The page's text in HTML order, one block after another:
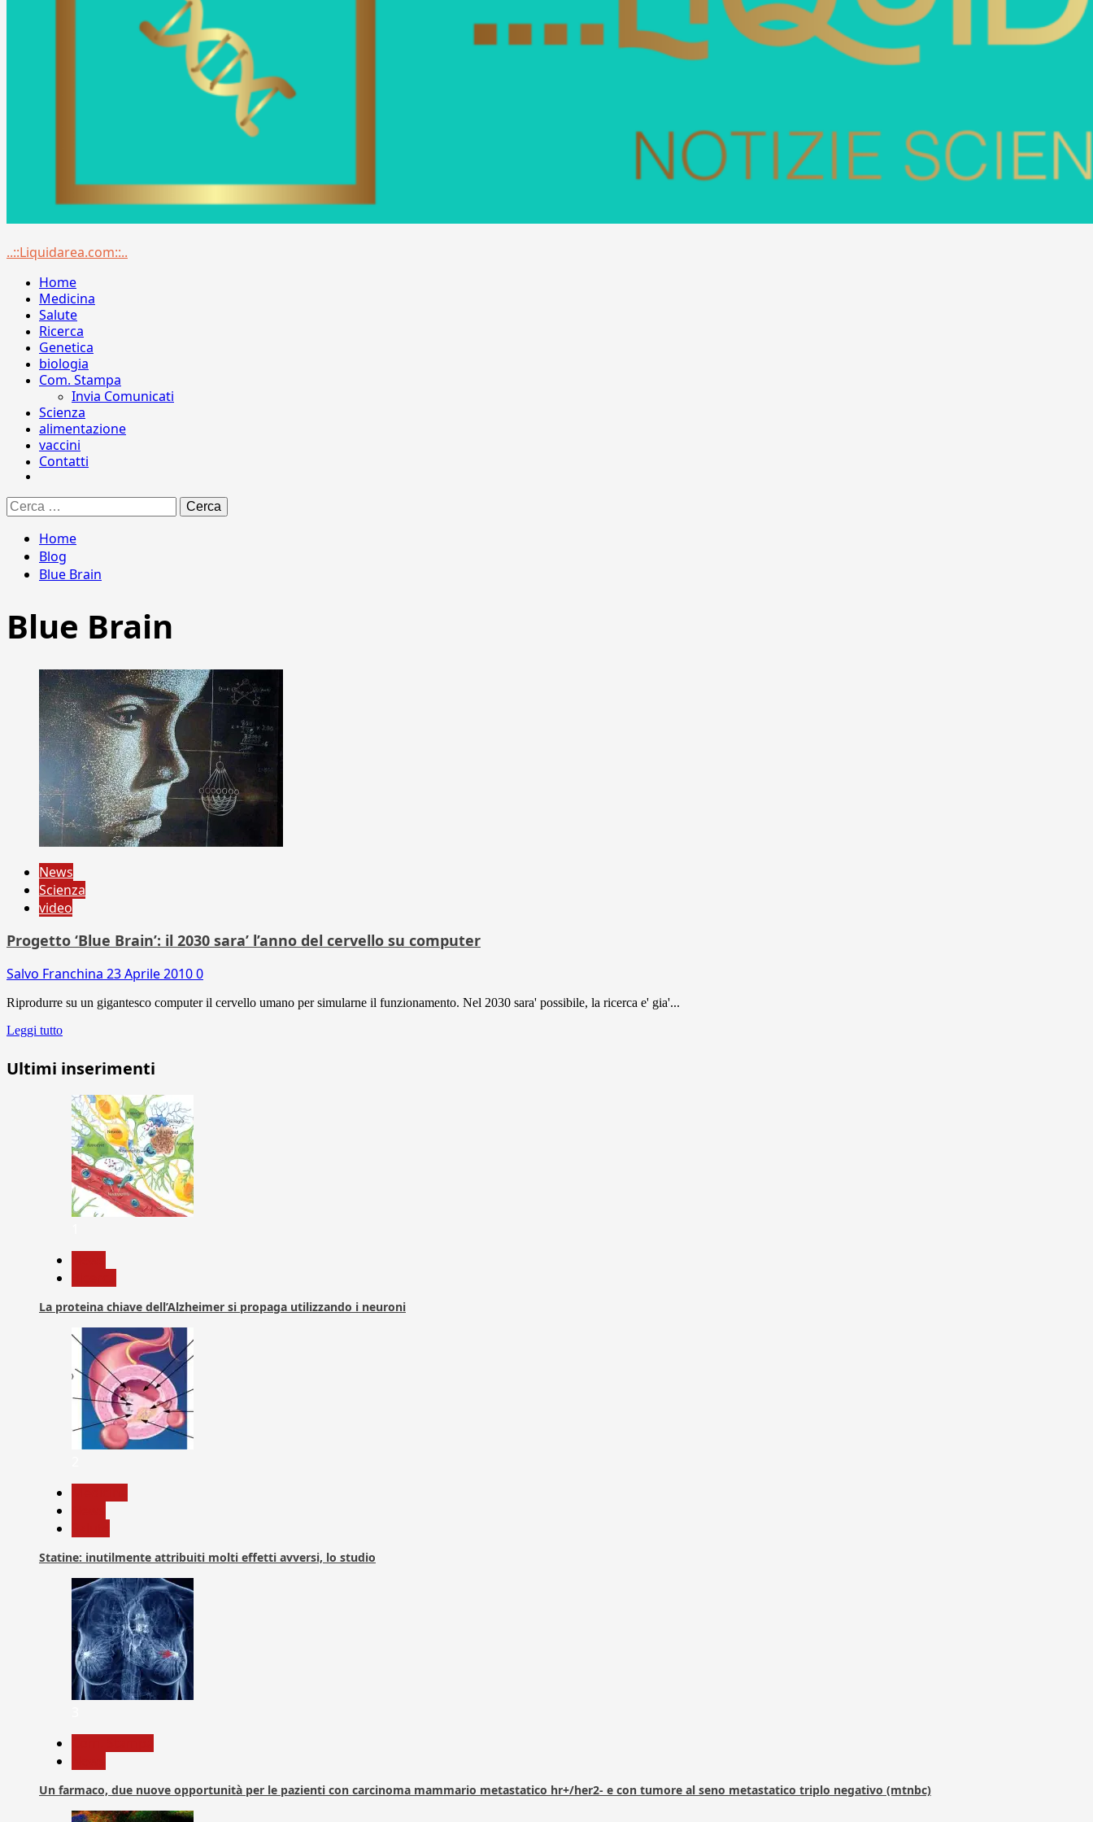
Menu
..::Liquidarea.com::..
Home
Medicina
Salute
Ricerca
Genetica
biologia
Com. Stampa
Invia Comunicati
Scienza
alimentazione
vaccini
Contatti
Ricerca
per:
Home
Blog
Blue Brain
Blue Brain
News
Scienza
video
Progetto ‘Blue Brain’: il 2030 sara’ l’anno del cervello su computer
Salvo Franchina 23 Aprile 20100
Riprodurre su un gigantesco computer il cervello umano per simularne il funzionamento. Nel 2030 sara' possibile, la ricerca e' gia'...
Leggi tutto
Ultimi inserimenti
La proteina chiave dell’Alzheimer si propaga utilizzando i neuroni
Statine: inutilmente attribuiti molti effetti avversi, lo studio
Un farmaco, due nuove opportunità per le pazienti con carcinoma mammario metastatico hr+/her2- e con tumore al seno metastatico triplo negativo (mtnbc)